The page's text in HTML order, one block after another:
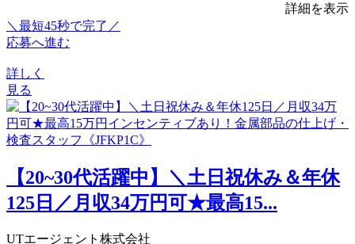
詳細を表示
＼最短45秒で完了／
応募へ進む
詳しく
見る
【20~30代活躍中】＼土日祝休み＆年休
125日／月収34万円可★最高15...
UTエージェント株式会社